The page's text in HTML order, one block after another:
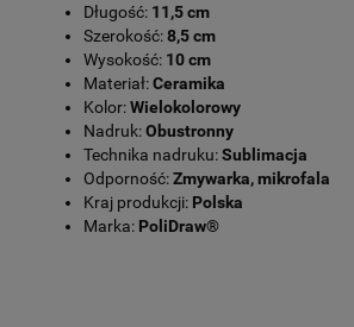
Długość: 11,5 cm
Szerokość:8,5 cm
Wysokość: 10 cm
Materiał:Ceramika
Kolor:Wielokolorowy
Nadruk:Obustronny
Technika nadruku:Sublimacja
Odporność:Zmywarka, mikrofala
Kraj produkcji: Polska
Marka: PoliDraw®